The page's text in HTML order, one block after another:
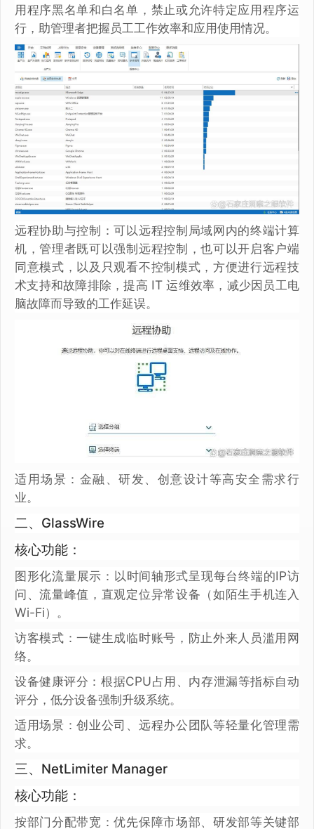
用程序黑名单和白名单，禁止或允许特定应用程序运
行，助管理者把握员工工作效率和应用使用情况。
远程协助与控制：可以远程控制局域网内的终端计算
机，管理者既可以强制远程控制，也可以开启客户端
同意模式，以及只观看不控制模式，方便进行远程技
术支持和故障排除，提高 IT 运维效率，减少因员工电
脑故障而导致的工作延误。
适用场景：金融、研发、创意设计等高安全需求行
业。
二、GlassWire
核心功能：
图形化流量展示：以时间轴形式呈现每台终端的IP访
问、流量峰值，直观定位异常设备（如陌生手机连入
Wi-Fi）。
访客模式：一键生成临时账号，防止外来人员滥用网
络。
设备健康评分：根据CPU占用、内存泄漏等指标自动
评分，低分设备强制升级系统。
适用场景：创业公司、远程办公团队等轻量化管理需
求。
三、NetLimiter Manager
核心功能：
按部门分配带宽：优先保障市场部、研发部等关键部